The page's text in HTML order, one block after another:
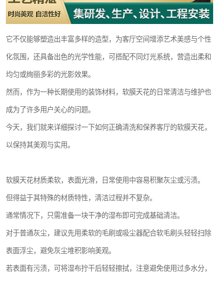
它不仅能够塑造出丰富多样的造型，为客厅空间增添艺术美感与个性
化氛围，还具备出色的光学性能，可搭配不同灯光系统，营造出柔和
均匀或绚丽多彩的光影效果。
然而，作为一种长期使用的装饰材料，软膜天花的日常清洁与维护也
成为了许多用户关心的问题。
今天，我们就来详细探讨一下如何正确清洗和保养客厅的软膜天花，
以保持其美观与实用。
软膜天花材质柔软，表面光滑，日常使用中容易积聚灰尘或污渍。
但得益于其特殊的材质特性，清洁过程并不复杂。
通常情况下，只需准备一块干净的湿布即可完成基础清洁。
对于普通灰尘，建议先用柔软的毛刷或吸尘器配合软毛刷头轻轻扫除
表面浮尘，避免灰尘堆积影响美观。
若表面有污渍，可将湿布拧干后轻轻擦拭，注意避免使用过多水分，